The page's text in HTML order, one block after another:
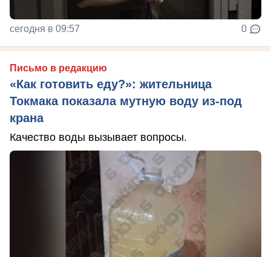
сегодня в 09:57 0
Письмо в редакцию
«Как готовить еду?»: жительница
Токмака показала мутную воду из-под
крана
Качество воды вызывает вопросы.